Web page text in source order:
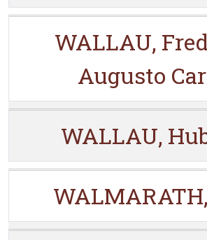
WALLAU,
Augusto
WALLAU,